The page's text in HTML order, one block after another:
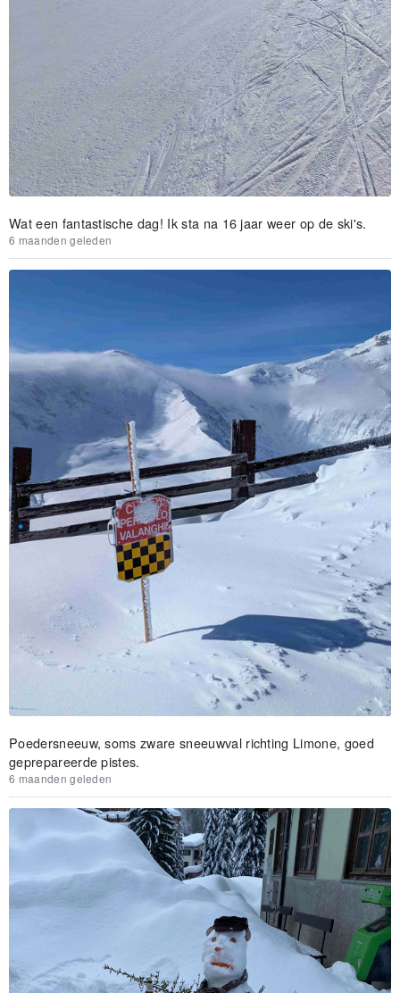
Wat een fantastische dag! Ik sta na 16 jaar weer op de ski's.
6 maanden geleden
Poedersneeuw, soms zware sneeuwval richting Limone, goed
geprepareerde pistes.
6 maanden geleden